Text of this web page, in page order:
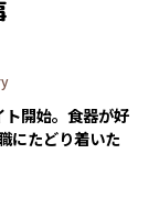
開始。食器が好
にたどり着いた